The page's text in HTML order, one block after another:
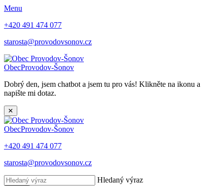
Menu
+420 491 474 077
starosta@provodovsonov.cz
ObecProvodov-Šonov
Dobrý den, jsem chatbot a jsem tu pro vás! Klikněte na ikonu a
napište mi dotaz.
✕
ObecProvodov-Šonov
+420 491 474 077
starosta@provodovsonov.cz
Hledaný výraz